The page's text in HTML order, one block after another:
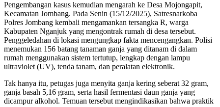
Pengembangan kasus kemudian mengarah ke Desa Mojongapit,
Kecamatan Jombang. Pada Senin (15/12/2025), Satresnarkoba
Polres Jombang kembali mengamankan tersangka R, warga
Kabupaten Nganjuk yang mengontrak rumah di desa tersebut.
Penggeledahan di lokasi mengungkap fakta mencengangkan. Polisi
menemukan 156 batang tanaman ganja yang ditanam di dalam
rumah menggunakan sistem tertutup, lengkap dengan lampu
ultraviolet (UV), tenda tanam, dan peralatan elektronik.
Tak hanya itu, petugas juga menyita ganja kering seberat 32 gram,
ganja basah 5,16 gram, serta hasil fermentasi daun ganja yang
dicampur alkohol. Temuan tersebut mengindikasikan bahwa praktik